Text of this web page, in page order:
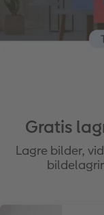
Gratis
Lagre bilder,